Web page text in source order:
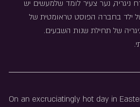
ניגריה, נער צעיר לומד שלמעשים יש
ילד בחברה הפוסט טראומטית של
של תחילת שנות השבעים.
On an excruciatingly hot day in